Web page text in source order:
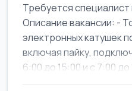
Требуется
Описание вакансии: -
электронных катушек
включая пайку,
6:00 до 15:00 и с 7:00 до